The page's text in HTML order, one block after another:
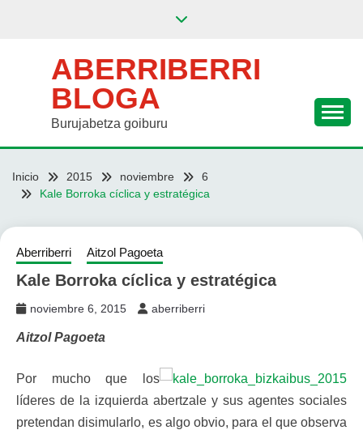
ABERRIBERRI
BLOGA
Burujabetza goiburu
Inicio 2015 noviembre
6
Kale Borroka cíclica y estratégica
Aberriberri Aitzol Pagoeta
Kale Borroka cíclica y estratégica
noviembre 6, 2015 aberriberri
Aitzol Pagoeta
Por mucho que los
líderes de la izquierda abertzale y sus agentes sociales
pretendan disimularlo, es algo obvio, para el que observa